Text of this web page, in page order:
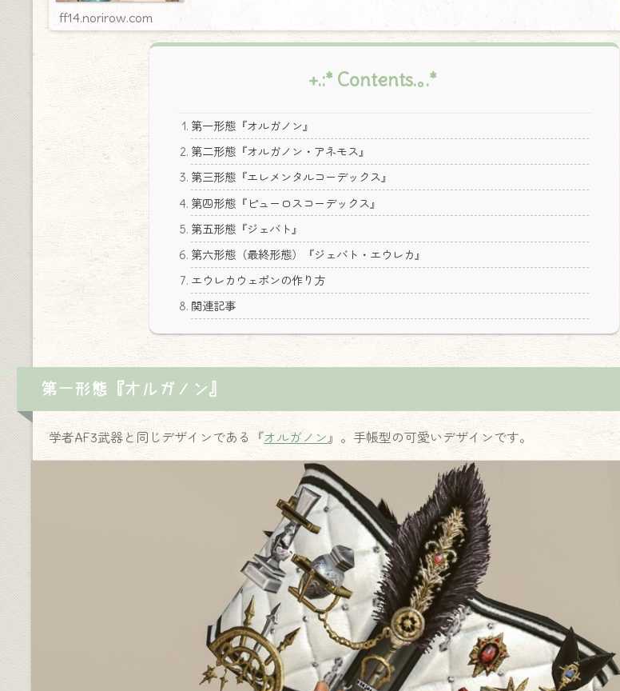
ff14.norirow.com
+.:* Contents.｡.*
第一形態『オルガノン』
第二形態『オルガノン・アネモス』
第三形態『エレメンタルコーデックス』
第四形態『ピューロスコーデックス』
第五形態『ジェバト』
第六形態（最終形態）『ジェバト・エウレカ』
エウレカウェポンの作り方
関連記事
第一形態『オルガノン』
学者AF3武器と同じデザインである『オルガノン』。手帳型の可愛いデザインです。